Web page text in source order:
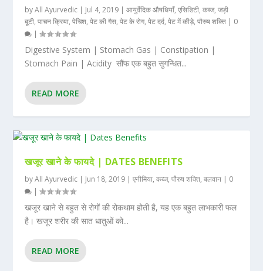
byAll Ayurvedic | Jul 4, 2019 |आयुर्वेदिक औषधियाँ,एसिडिटी,कब्ज,जड़ी
बूटी,पाचन क्रिया,पेचिश,पेट की गैस,पेट के रोग,पेट दर्द,पेट में कीड़े,पौरुष शक्ति | 0
|
Digestive System | Stomach Gas | Constipation |
Stomach Pain | Acidity सौंफ एक बहुत सुगन्धित...
READ MORE
खजूर खाने के फायदे | DATES BENEFITS
byAll Ayurvedic | Jun 18, 2019 |एनीमिया,कब्ज,पौरुष शक्ति,बलवान | 0
|
खजूर खाने से बहुत से रोगों की रोकथाम होती है, यह एक बहुत लाभकारी फल
है। खजूर शरीर की सात धातुओं को...
READ MORE